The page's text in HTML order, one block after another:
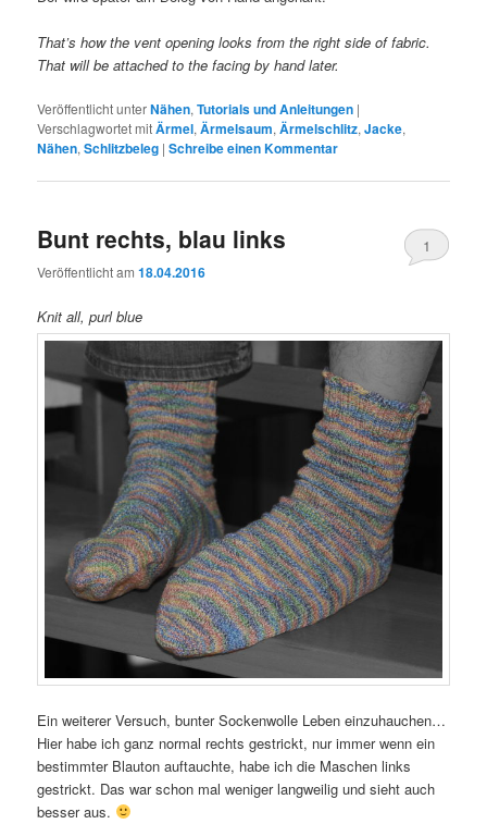
That’s how the vent opening looks from the right side of fabric.
That will be attached to the facing by hand later.
Veröffentlicht unterNähen,Tutorials und Anleitungen |
Verschlagwortet mitÄrmel,Ärmelsaum,Ärmelschlitz,Jacke,
Nähen,Schlitzbeleg |Schreibe einen Kommentar
Bunt rechts, blau links
Veröffentlicht am18.04.2016
1
Knit all, purl blue
Ein weiterer Versuch, bunter Sockenwolle Leben einzuhauchen…
Hier habe ich ganz normal rechts gestrickt, nur immer wenn ein
bestimmter Blauton auftauchte, habe ich die Maschen links
gestrickt. Das war schon mal weniger langweilig und sieht auch
besser aus.